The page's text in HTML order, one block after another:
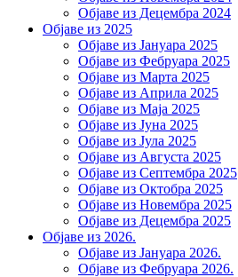
Објаве из Децембра 2024
Објаве из 2025
Објаве из Јануара 2025
Објаве из Фебруара 2025
Објаве из Марта 2025
Објаве из Априла 2025
Објаве из Маја 2025
Објаве из Јуна 2025
Објаве из Јула 2025
Објаве из Августа 2025
Објаве из Септембра 2025
Објаве из Октобра 2025
Објаве из Новембра 2025
Објаве из Децембра 2025
Објаве из 2026.
Објаве из Јануара 2026.
Објаве из Фебруара 2026.